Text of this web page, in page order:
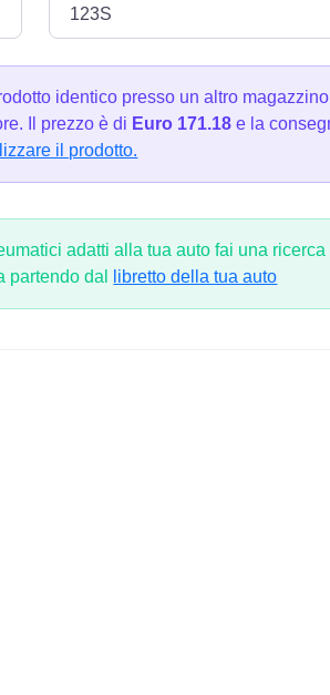
identico presso un altro
Il prezzo è di Euro 171.18 e la
il prodotto.
adatti alla tua auto fai una ricerca
partendo dal
libretto della tua auto